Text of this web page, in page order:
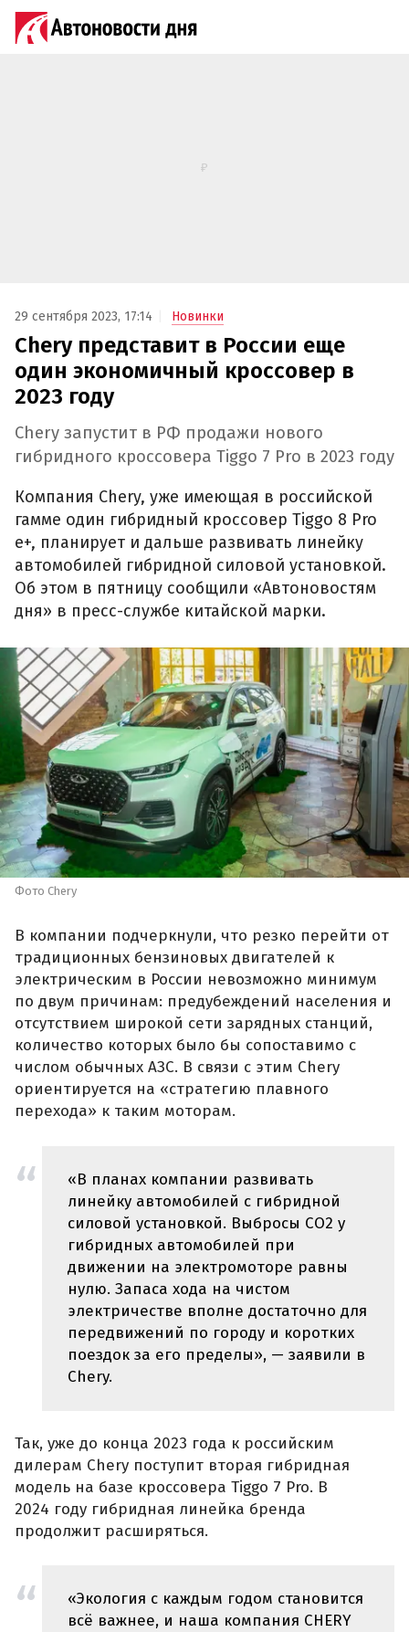
29 сентября 2023, 17:14 Новинки
Chery представит в России еще
один экономичный кроссовер в
2023 году
Chery запустит в РФ продажи нового
гибридного кроссовера Tiggo 7 Pro в 2023 году
Компания Chery, уже имеющая в российской
гамме один гибридный кроссовер Tiggo 8 Pro
e+, планирует и дальше развивать линейку
автомобилей гибридной силовой установкой.
Об этом в пятницу сообщили «Автоновостям
дня» в пресс-службе китайской марки.
Фото Chery
В компании подчеркнули, что резко перейти от
традиционных бензиновых двигателей к
электрическим в России невозможно минимум
по двум причинам: предубеждений населения и
отсутствием широкой сети зарядных станций,
количество которых было бы сопоставимо с
числом обычных АЗС. В связи с этим Chery
ориентируется на «стратегию плавного
перехода» к таким моторам.
«В планах компании развивать
линейку автомобилей с гибридной
силовой установкой. Выбросы CO2 у
гибридных автомобилей при
движении на электромоторе равны
нулю. Запаса хода на чистом
электричестве вполне достаточно для
передвижений по городу и коротких
поездок за его пределы», — заявили в
Chery.
Так, уже до конца 2023 года к российским
дилерам Chery поступит вторая гибридная
модель на базе кроссовера Tiggo 7 Pro. В
2024 году гибридная линейка бренда
продолжит расширяться.
«Экология с каждым годом становится
всё важнее, и наша компания CHERY